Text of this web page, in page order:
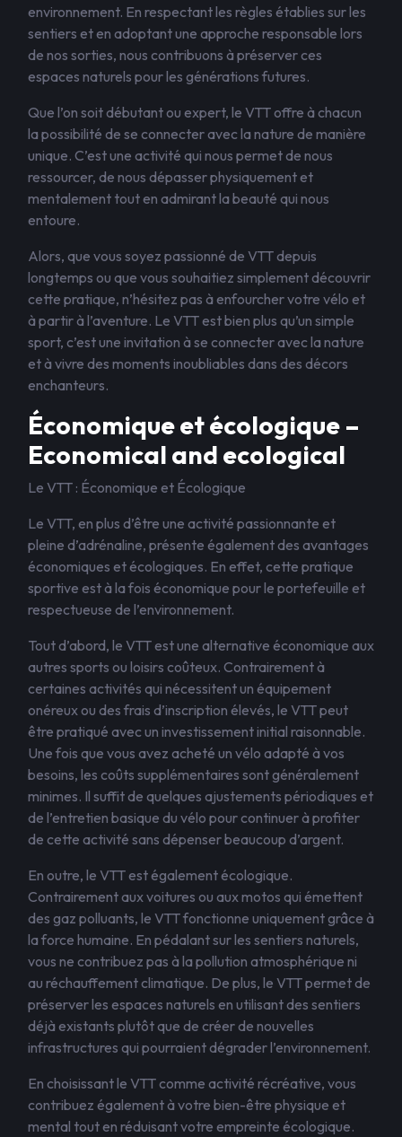
environnement. En respectant les règles établies sur les
sentiers et en adoptant une approche responsable lors
de nos sorties, nous contribuons à préserver ces
espaces naturels pour les générations futures.
Que l’on soit débutant ou expert, le VTT offre à chacun
la possibilité de se connecter avec la nature de manière
unique. C’est une activité qui nous permet de nous
ressourcer, de nous dépasser physiquement et
mentalement tout en admirant la beauté qui nous
entoure.
Alors, que vous soyez passionné de VTT depuis
longtemps ou que vous souhaitiez simplement découvrir
cette pratique, n’hésitez pas à enfourcher votre vélo et
à partir à l’aventure. Le VTT est bien plus qu’un simple
sport, c’est une invitation à se connecter avec la nature
et à vivre des moments inoubliables dans des décors
enchanteurs.
Économique et écologique –
Economical and ecological
Le VTT : Économique et Écologique
Le VTT, en plus d’être une activité passionnante et
pleine d’adrénaline, présente également des avantages
économiques et écologiques. En effet, cette pratique
sportive est à la fois économique pour le portefeuille et
respectueuse de l’environnement.
Tout d’abord, le VTT est une alternative économique aux
autres sports ou loisirs coûteux. Contrairement à
certaines activités qui nécessitent un équipement
onéreux ou des frais d’inscription élevés, le VTT peut
être pratiqué avec un investissement initial raisonnable.
Une fois que vous avez acheté un vélo adapté à vos
besoins, les coûts supplémentaires sont généralement
minimes. Il suffit de quelques ajustements périodiques et
de l’entretien basique du vélo pour continuer à profiter
de cette activité sans dépenser beaucoup d’argent.
En outre, le VTT est également écologique.
Contrairement aux voitures ou aux motos qui émettent
des gaz polluants, le VTT fonctionne uniquement grâce à
la force humaine. En pédalant sur les sentiers naturels,
vous ne contribuez pas à la pollution atmosphérique ni
au réchauffement climatique. De plus, le VTT permet de
préserver les espaces naturels en utilisant des sentiers
déjà existants plutôt que de créer de nouvelles
infrastructures qui pourraient dégrader l’environnement.
En choisissant le VTT comme activité récréative, vous
contribuez également à votre bien-être physique et
mental tout en réduisant votre empreinte écologique.